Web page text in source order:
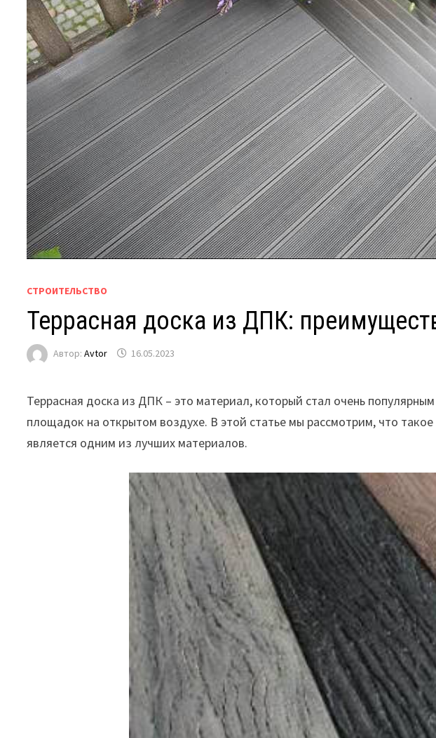
СТРОИТЕЛЬСТВО
Террасная доска из ДПК:
Автор:Avtor 16.05.2023
Террасная доска из ДПК – это материал, который стал очень
площадок на открытом воздухе. В этой статье мы рассмотрим, что такое
является одним из лучших материалов.